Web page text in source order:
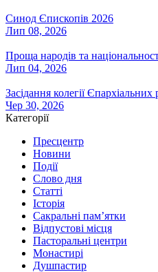
Синод Єпископів 2026
Лип 08, 2026
Проща народів та
Лип 04, 2026
Засідання колегії Єпархіальних
Чер 30, 2026
Категорії
Пресцентр
Новини
Події
Слово дня
Статті
Історія
Сакральні пам’ятки
Відпустові місця
Пасторальні центри
Монастирі
Душпастир